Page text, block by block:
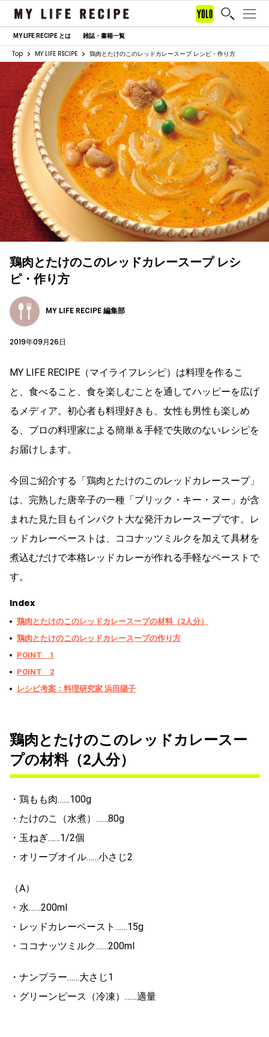
MY LIFE RECIPE とは 雑誌・書籍一覧
Top MY LIFE RECIPE 鶏肉とたけのこのレッドカレースープ レシピ・作り方
鶏肉とたけのこのレッドカレースープ レシ
ピ・作り方
MY LIFE RECIPE 編集部
2019年09月26日
MY LIFE RECIPE（マイライフレシピ）は料理を作るこ
と、食べること、食を楽しむことを通してハッピーを広げ
るメディア。初心者も料理好きも、女性も男性も楽しめ
る、プロの料理家による簡単＆手軽で失敗のないレシピを
お届けします。
今回ご紹介する「鶏肉とたけのこのレッドカレースープ」
は、完熟した唐辛子の一種「プリック・キー・ヌー」が含
まれた見た目もインパクト大な発汗カレースープです。レ
ッドカレーペーストは、ココナッツミルクを加えて具材を
煮込むだけで本格レッドカレーが作れる手軽なペーストで
す。
Index
鶏肉とたけのこのレッドカレースープの材料（2人分）
鶏肉とたけのこのレッドカレースープの作り方
POINT 1
POINT 2
レシピ考案：料理研究家 浜田陽子
鶏肉とたけのこのレッドカレースー
プの材料（2人分）
・鶏もも肉……100g
・たけのこ（水煮）……80g
・玉ねぎ……1/2個
・オリーブオイル……小さじ2
（A）
・水……200ml
・レッドカレーペースト……15g
・ココナッツミルク……200ml
・ナンプラー……大さじ1
・グリーンピース（冷凍）……適量